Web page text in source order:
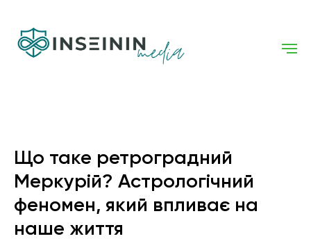
Що таке ретроградний
Меркурій? Астрологічний
феномен, який впливає на
наше життя